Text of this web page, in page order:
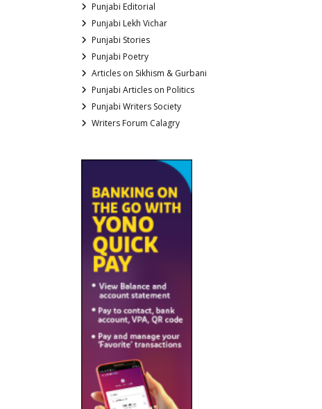
Punjabi Editorial
Punjabi Lekh Vichar
Punjabi Stories
Punjabi Poetry
Articles on Sikhism & Gurbani
Punjabi Articles on Politics
Punjabi Writers Society
Writers Forum Calagry